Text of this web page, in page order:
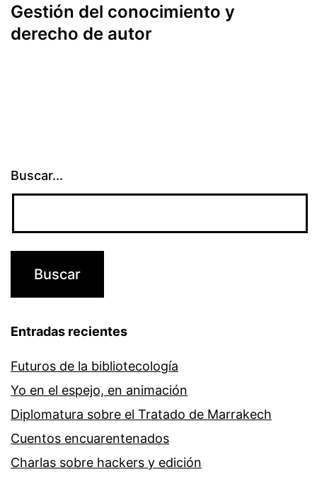
Gestión del conocimiento y
derecho de autor
Buscar...
Entradas recientes
Futuros de la bibliotecología
Yo en el espejo, en animación
Diplomatura sobre el Tratado de Marrakech
Cuentos encuarentenados
Charlas sobre hackers y edición